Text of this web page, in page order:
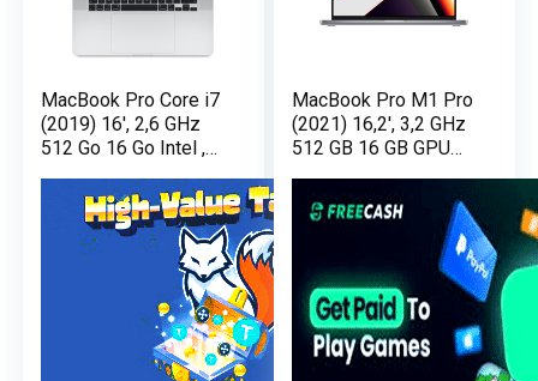
MacBook Pro Core i7
(2019) 16′, 2,6 GHz
512 Go 16 Go Intel ,
Ricondizionato –
Ottime condizioni
MacBook Pro M1 Pro
(2021) 16,2′, 3,2 GHz
512 GB 16 GB GPU
– AZERTY –
Ricondizionato –
Condizioni eccellenti